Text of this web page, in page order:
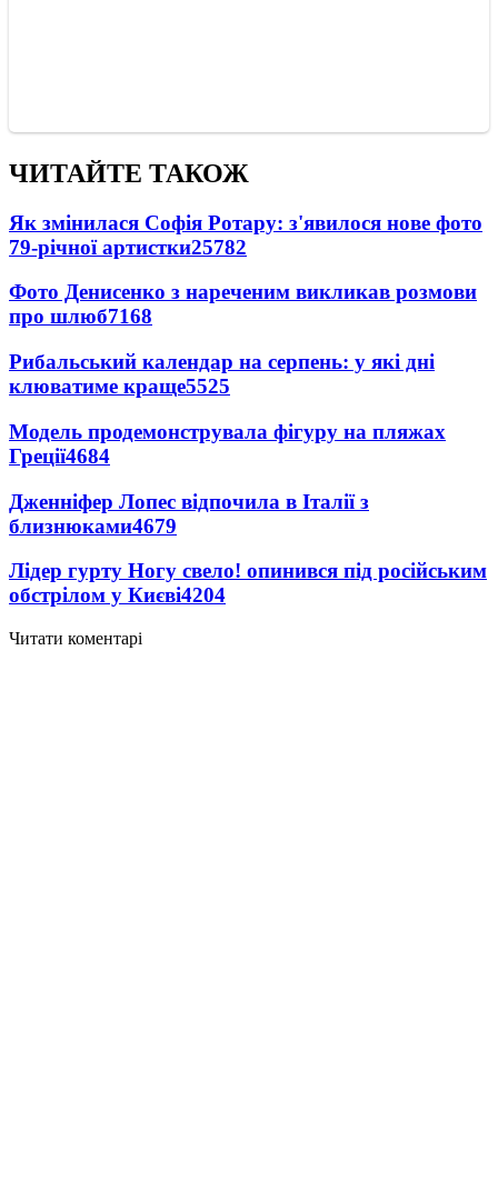
ЧИТАЙТЕ ТАКОЖ
Як змінилася Софія Ротару: з'явилося нове фото
79-річної артистки25782
Фото Денисенко з нареченим викликав розмови
про шлюб7168
Рибальський календар на серпень: у які дні
клюватиме краще5525
Модель продемонструвала фігуру на пляжах
Греції4684
Дженніфер Лопес відпочила в Італії з
близнюками4679
Лідер гурту Ногу свело! опинився під російським
обстрілом у Києві4204
Читати коментарі